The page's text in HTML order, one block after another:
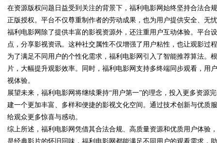
!
在资源版权问题日益受到关注的背景下，福利电影网始终坚持合法合
正版授权。平台不仅尊重制作者的劳动成果，也为用户提供安全、无
福利电影网除了提供丰富的影视资源外，还注重用户互动体验。平台
点，分享影视资讯。这种社交属性不仅增强了用户粘性，也让观影过
为了满足不同用户的个性化需求，福利电影网引入了智能推荐算法。
片，大幅提升观影效率。同时，福利电影网支持多终端同步观看，用
视体验。
展望未来，福利电影网将继续秉持“用户第一”的理念，投入更多资源
建一个更加丰富、多样和便捷的影视文化空间。通过技术创新与优质
给观众更多惊喜与感动。
综上所述，福利电影网凭借其合法合规、高质量资源和优质用户体验
是经典影片的怀旧回味，福利电影网都能满足不同用户的观看需求，